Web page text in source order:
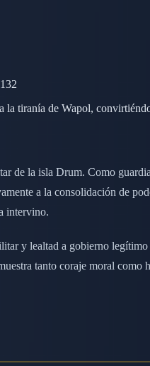
tiranía de Wapol,
de la isla Drum. Como
a la consolidación de
intervino.
y lealtad a gobierno
tanto coraje moral